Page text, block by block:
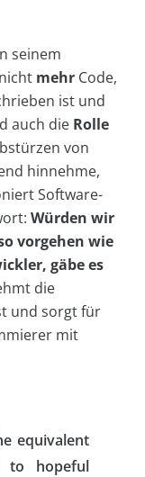
seinem
mehr Code,
ist und
auch die Rolle
von
hinnehme,
Software-
Würden wir
vorgehen wie
gäbe es
die
und sorgt für
mit
equivalent
to hopeful